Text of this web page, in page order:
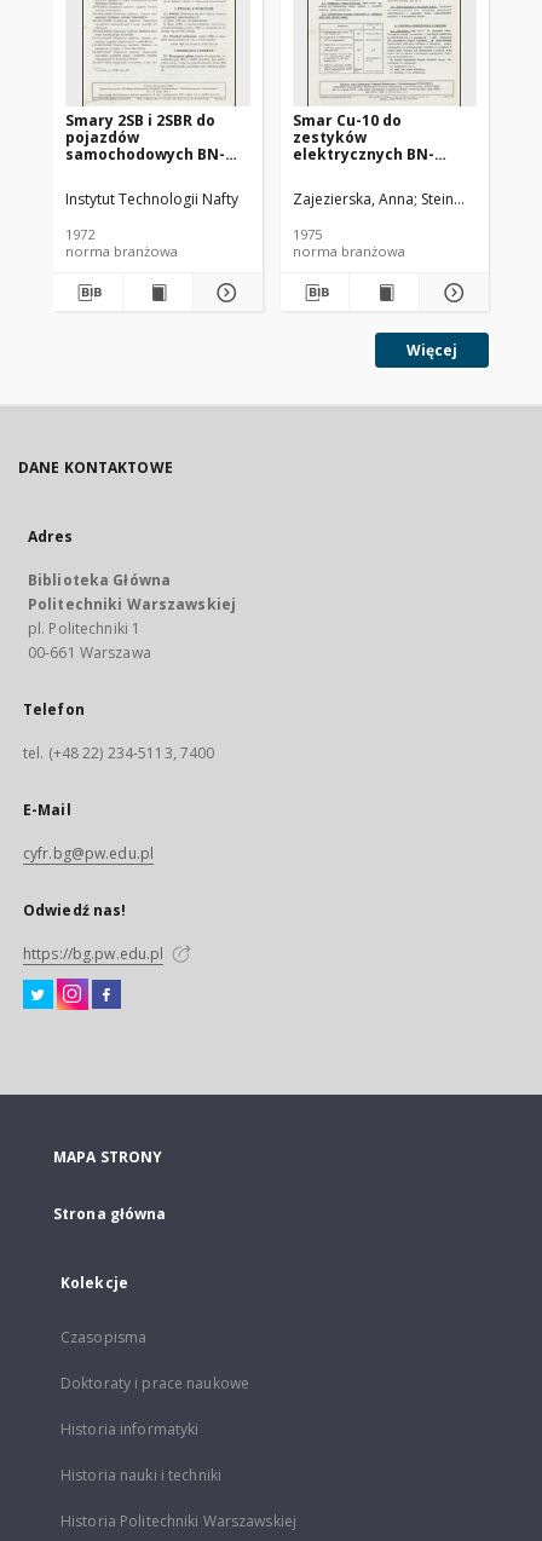
Smary 2SB i 2SBR do
pojazdów
samochodowych BN-
Instytut Technologii Nafty
1972
norma branżowa
Smar Cu-10 do
zestyków
elektrycznych BN-
Zajezierska, Anna Steinmec,
1975
norma branżowa
Więcej
DANE KONTAKTOWE
Adres
Biblioteka Główna
Politechniki Warszawskiej
pl. Politechniki 1
00-661 Warszawa
Telefon
tel. (+48 22) 234-5113, 7400
E-Mail
cyfr.bg@pw.edu.pl
Odwiedź nas!
https://bg.pw.edu.pl
MAPA STRONY
Strona główna
Kolekcje
Czasopisma
Doktoraty i prace naukowe
Historia informatyki
Historia nauki i techniki
Historia Politechniki Warszawskiej